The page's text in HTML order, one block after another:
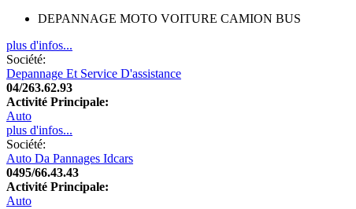
DEPANNAGE MOTO VOITURE CAMION BUS
plus d'infos...
Société:
Depannage Et Service D'assistance
04/263.62.93
Activité Principale:
Auto
plus d'infos...
Société:
Auto Da Pannages Idcars
0495/66.43.43
Activité Principale:
Auto